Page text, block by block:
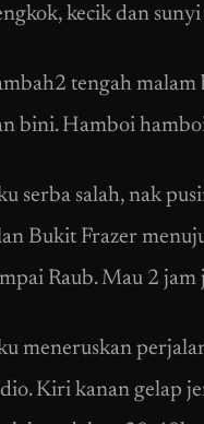
kecik dan
tengah malam
bini. Hamboi
serba salah, nak
Bukit Frazer
Raub. Mau 2
meneruskan
Kiri kanan gelap